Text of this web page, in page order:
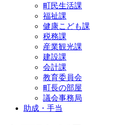
町民生活課
福祉課
健康こども課
税務課
産業観光課
建設課
会計課
教育委員会
町長の部屋
議会事務局
助成・手当